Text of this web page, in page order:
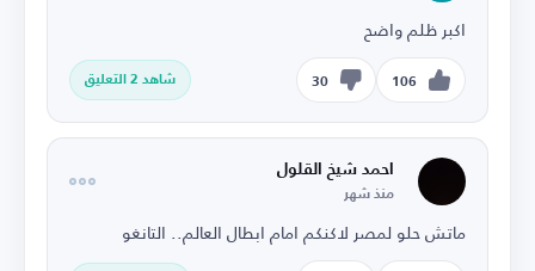
اكبر ظلم واضح
106
30 شاهد 2 التعليق
احمد شيخ القلول
منذ شهر
ماتش حلو لمصر لاكنكم امام ابطال العالم.. التانغو